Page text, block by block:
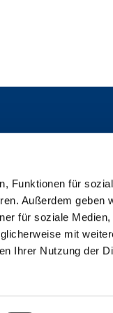
Funktionen für
Außerdem geben
für soziale Medien,
mit
Ihrer Nutzung der
Charlottenburg-
Berlin